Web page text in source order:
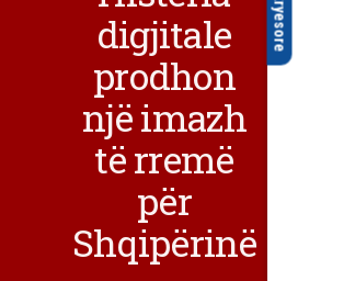
digjitale
prodhon
një imazh
të rremë
për
Shqipërinë